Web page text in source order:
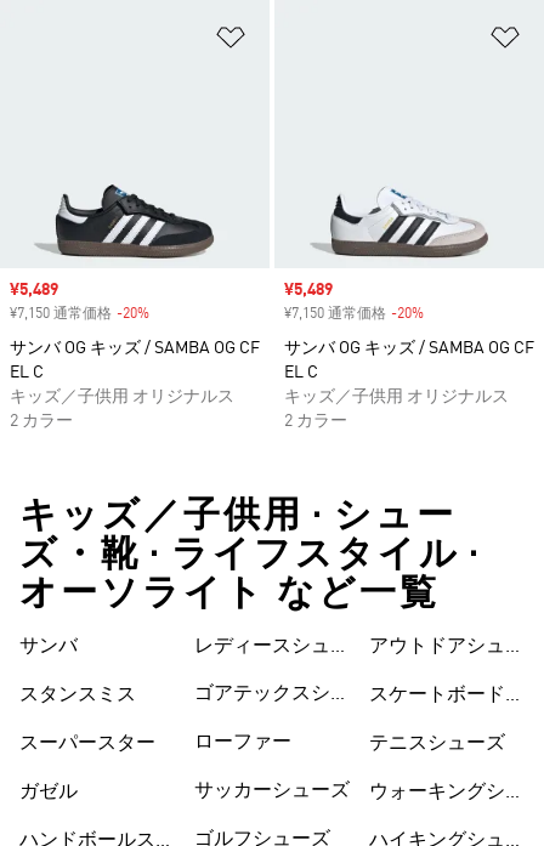
セール価格
¥5,489
¥7,150 通常価格 -20%
サンバ OG キッズ / SAMBA OG CF
EL C
キッズ／子供用 オリジナルス
2 カラー
セール価格
¥5,489
¥7,150 通常価格 -20%
サンバ OG キッズ / SAMBA OG CF
EL C
キッズ／子供用 オリジナルス
2 カラー
キッズ／子供用 • シュー
ズ・靴 • ライフスタイル •
オーソライト など一覧
サンバ
スタンスミス
スーパースター
ガゼル
ハンドボールスペ
レディースシュー
ゴアテックスシュ
ローファー
サッカーシューズ
ゴルフシューズ
シューズ
アウトドアシュー
スケートボードシ
テニスシューズ
ウォーキングシュ
ハイキングシュー